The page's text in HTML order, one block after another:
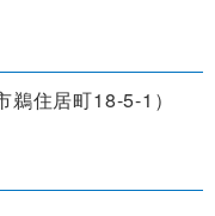
住居町18-5-1）